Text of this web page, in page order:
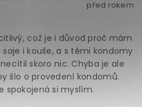
před rokem
což je i důvod proč mám
i kouše, a s těmi kondomy
skoro nic. Chyba je ale
šlo o provedení kondomů.
spokojená si myslím.